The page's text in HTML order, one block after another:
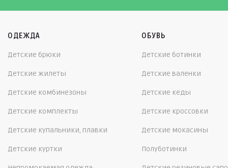
ОДЕЖДА
Детские брюки
Детские жилеты
Детские комбинезоны
Детские комплекты
Детские купальники, плавки
Детские куртки
ОБУВЬ
Детские ботинки
Детские валенки
Детские кеды
Детские кроссовки
Детские мокасины
Полуботинки